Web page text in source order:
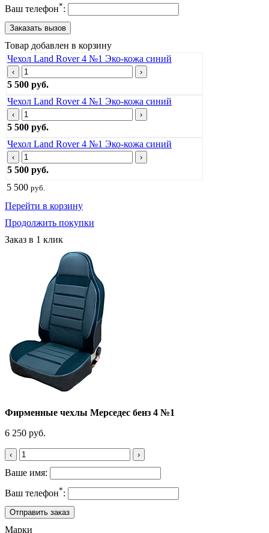
Ваш телефон*:
Товар добавлен в корзину
Чехол Land Rover 4 №1 Эко-кожа синий
‹ ›
5 500 руб.
Чехол Land Rover 4 №1 Эко-кожа синий
‹ ›
5 500 руб.
Чехол Land Rover 4 №1 Эко-кожа синий
‹ ›
5 500 руб.
5 500 руб.
Перейти в корзину
Продолжить покупки
Заказ в 1 клик
Фирменные чехлы Мерседес бенз 4 №1
6 250 руб.
‹ ›
Ваше имя:
Ваш телефон*:
Марки